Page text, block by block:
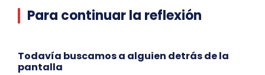
Para continuar la reflexión
Todavía buscamos a alguien detrás de la
pantalla